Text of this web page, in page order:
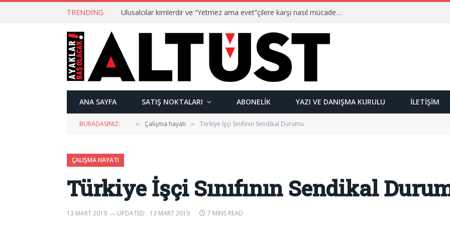
TRENDING Ulusalcılar kimlerdir ve “Yetmez ama evet”çilere karşı nasıl mücadele ederler?
ANA SAYFA SATIŞ NOKTALARI ABONELIK YAZI VE DANIŞMA KURULU İLETIŞIM
BURADASINIZ: » Çalışma hayatı » Türkiye İşçi Sınıfının Sendikal Durumu
ÇALIŞMA HAYATI
Türkiye İşçi Sınıfının Sendikal
13 MART 2019 UPDATED: 13 MART 2019 7 MINS READ